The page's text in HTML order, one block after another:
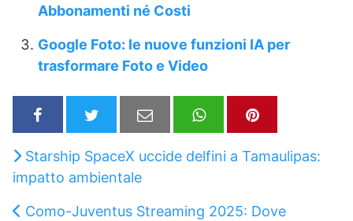
Abbonamenti né Costi
Google Foto: le nuove funzioni IA per
trasformare Foto e Video
Starship SpaceX uccide delfini a Tamaulipas:
impatto ambientale
Como-Juventus Streaming 2025: Dove